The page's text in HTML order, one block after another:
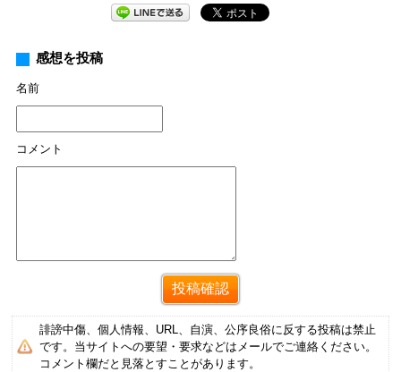
感想を投稿
名前
コメント
誹謗中傷、個人情報、URL、自演、公序良俗に反する投稿は禁止
です。当サイトへの要望・要求などはメールでご連絡ください。
コメント欄だと見落とすことがあります。